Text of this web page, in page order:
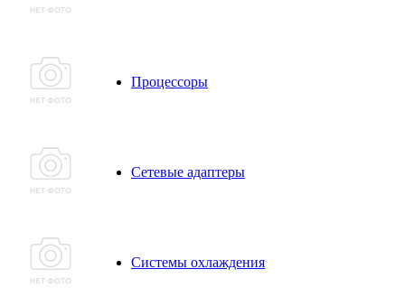
Процессоры
Сетевые адаптеры
Системы охлаждения